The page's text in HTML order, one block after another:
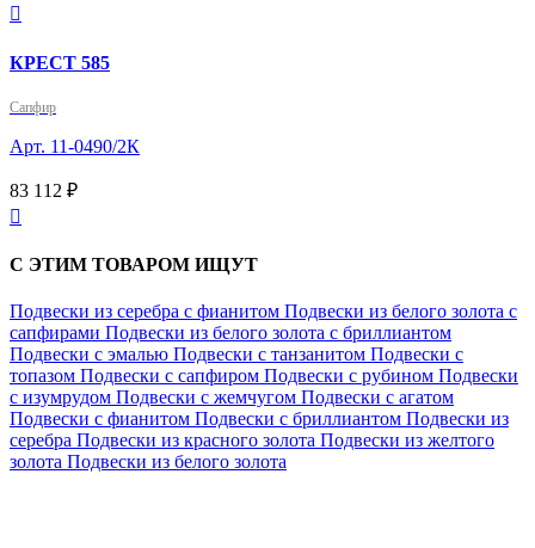

КРЕСТ 585
Сапфир
Арт. 11-0490/2К
83 112 ₽

С ЭТИМ ТОВАРОМ ИЩУТ
Подвески из серебра с фианитом Подвески из белого золота с
сапфирами Подвески из белого золота с бриллиантом
Подвески с эмалью Подвески с танзанитом Подвески с
топазом Подвески с сапфиром Подвески с рубином Подвески
с изумрудом Подвески с жемчугом Подвески с агатом
Подвески с фианитом Подвески с бриллиантом Подвески из
серебра Подвески из красного золота Подвески из желтого
золота Подвески из белого золота